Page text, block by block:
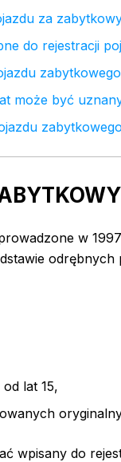
za
do rejestracji
może być
w
lat 15,
wpisany do